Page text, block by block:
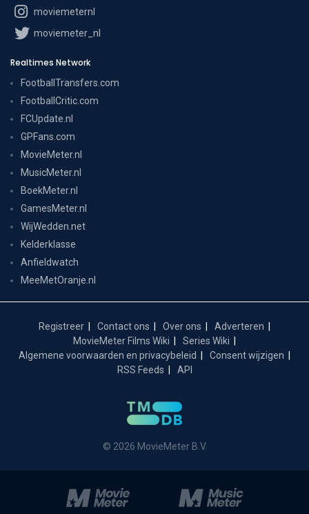
moviemeternl
moviemeter_nl
Realtimes Network
FootballTransfers.com
FootballCritic.com
FCUpdate.nl
GPFans.com
MovieMeter.nl
MusicMeter.nl
BoekMeter.nl
GamesMeter.nl
WijWedden.net
Kelderklasse
Anfieldwatch
MeeMetOranje.nl
Registreer Contact ons Over ons
Adverteren
MovieMeter Films Wiki
Series Wiki
Algemene voorwaarden en privacybeleid
Consent wijzigen
RSS Feeds
API
© 2026 MovieMeter B.V.